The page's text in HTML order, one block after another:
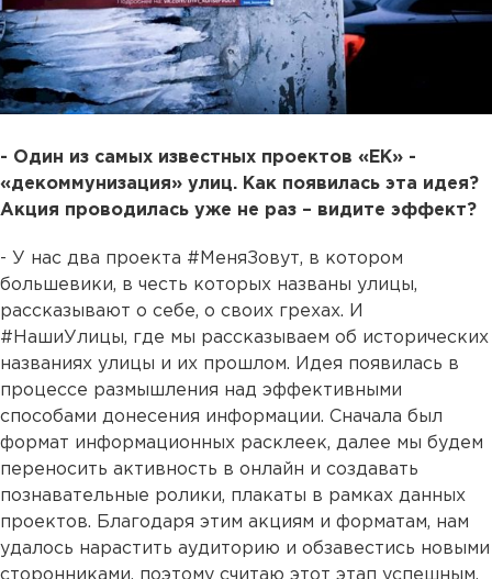
- Один из самых известных проектов «ЕК» -
«декоммунизация» улиц. Как появилась эта идея?
Акция проводилась уже не раз – видите эффект?
- У нас два проекта #МеняЗовут, в котором
большевики, в честь которых названы улицы,
рассказывают о себе, о своих грехах. И
#НашиУлицы, где мы рассказываем об исторических
названиях улицы и их прошлом. Идея появилась в
процессе размышления над эффективными
способами донесения информации. Сначала был
формат информационных расклеек, далее мы будем
переносить активность в онлайн и создавать
познавательные ролики, плакаты в рамках данных
проектов. Благодаря этим акциям и форматам, нам
удалось нарастить аудиторию и обзавестись новыми
сторонниками, поэтому считаю этот этап успешным.